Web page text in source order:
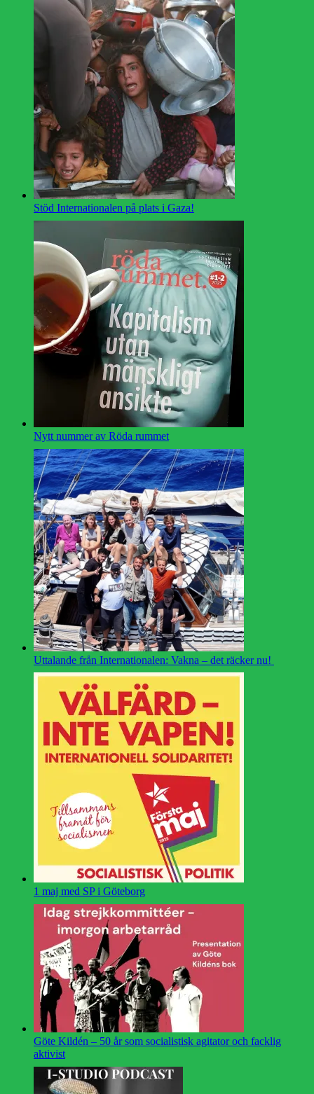
Stöd Internationalen på plats i Gaza!
Nytt nummer av Röda rummet
Uttalande från Internationalen: Vakna – det räcker nu!
1 maj med SP i Göteborg
Göte Kildén – 50 år som socialistisk agitator och facklig
aktivist